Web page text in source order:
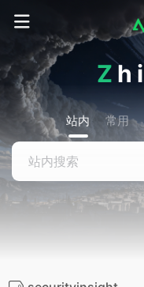
Zhi
站内 常用